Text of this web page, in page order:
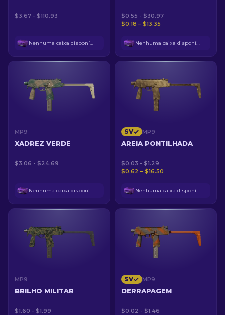
$3.67 - $110.93
Nenhuma caixa disponível
$0.55 - $30.97
$0.18 – $13.35
Nenhuma caixa disponível
MP9
XADREZ VERDE
$3.06 - $24.69
Nenhuma caixa disponível
SV MP9
AREIA PONTILHADA
$0.03 - $1.29
$0.62 – $16.50
Nenhuma caixa disponível
MP9
BRILHO MILITAR
$1.60 - $1.99
SV MP9
DERRAPAGEM
$0.02 - $1.46